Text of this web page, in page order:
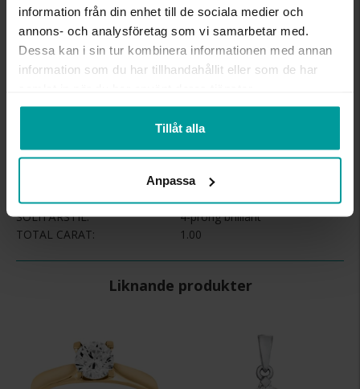
information från din enhet till de sociala medier och
annons- och analysföretag som vi samarbetar med.
Dessa kan i sin tur kombinera informationen med annan
information som du har tillhandahållit eller som de har
Tillåt alla
Anpassa
HÖJD CA (MM)
1,9-7,8
VARUMÄRKE
Albrekts Guld
MATERIAL
Vitt guld
STEN/PÄRLA
Diamant
1
DIAMANTSLIPNING
Briljant
DIAMANTFÄRG
Wesselton (H)
P
VIKT CA (GRAM)
6,24
SOLITÄRSTIL
4-prong brilliant
TOTAL CARAT
1.00
Liknande produkter